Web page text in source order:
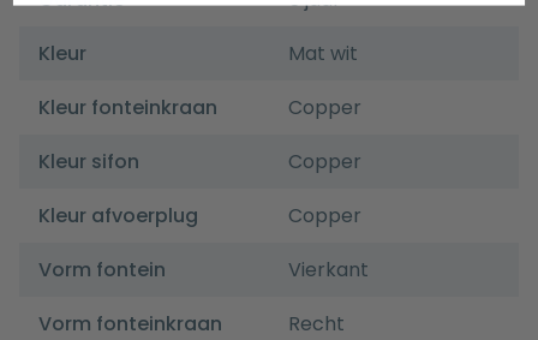
Kleur
Mat wit
Kleur fonteinkraan
Copper
Kleur sifon
Copper
Kleur afvoerplug
Copper
Vorm fontein
Vierkant
Vorm fonteinkraan
Recht